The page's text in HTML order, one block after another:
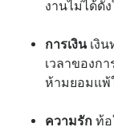
งานไม่ได้ดั่
การเงินเงิน
เวลาของก
ห้ามยอมแพ้
ความรัก ท้อ